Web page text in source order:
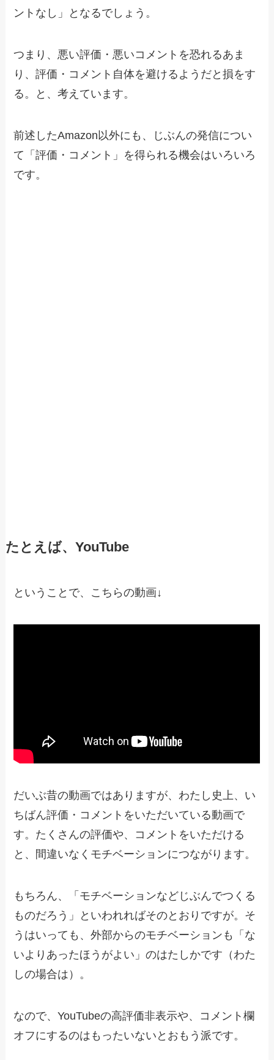
ントなし」となるでしょう。
つまり、悪い評価・悪いコメントを恐れるあま
り、評価・コメント自体を避けるようだと損をす
る。と、考えています。
前述したAmazon以外にも、じぶんの発信につい
て「評価・コメント」を得られる機会はいろいろ
です。
たとえば、YouTube
ということで、こちらの動画↓
だいぶ昔の動画ではありますが、わたし史上、い
ちばん評価・コメントをいただいている動画で
す。たくさんの評価や、コメントをいただける
と、間違いなくモチベーションにつながります。
もちろん、「モチベーションなどじぶんでつくる
ものだろう」といわれればそのとおりですが。そ
うはいっても、外部からのモチベーションも「な
いよりあったほうがよい」のはたしかです（わた
しの場合は）。
なので、YouTubeの高評価非表示や、コメント欄
オフにするのはもったいないとおもう派です。